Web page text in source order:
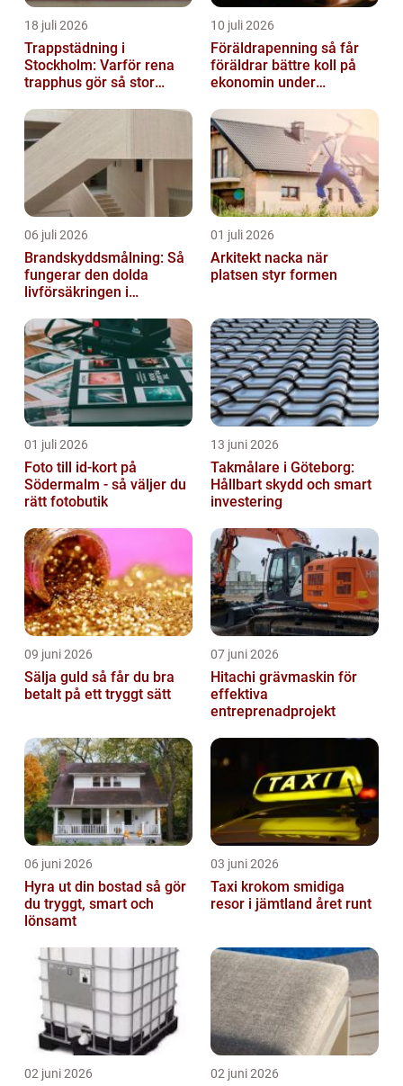
18 juli 2026
Trappstädning i
Stockholm: Varför rena
trapphus gör så stor
10 juli 2026
Föräldrapenning så får
föräldrar bättre koll på
ekonomin under
06 juli 2026
Brandskyddsmålning: Så
fungerar den dolda
livförsäkringen i
01 juli 2026
Arkitekt nacka när
platsen styr formen
01 juli 2026
Foto till id-kort på
Södermalm - så väljer du
rätt fotobutik
13 juni 2026
Takmålare i Göteborg:
Hållbart skydd och smart
investering
09 juni 2026
Sälja guld så får du bra
betalt på ett tryggt sätt
07 juni 2026
Hitachi grävmaskin för
effektiva
entreprenadprojekt
06 juni 2026
Hyra ut din bostad så gör
du tryggt, smart och
lönsamt
03 juni 2026
Taxi krokom smidiga
resor i jämtland året runt
02 juni 2026 02 juni 2026